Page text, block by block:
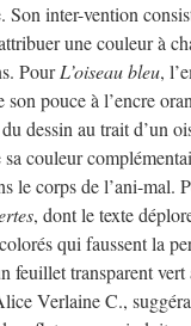
Son inter-vention
une couleur à
PourL’oiseau bleu,
son pouce à l’encre
dessin au trait d’un
sa couleur
le corps de l’ani-mal.
, dont le texte
qui faussent la
feuillet transparent vert
Verlaine C.,